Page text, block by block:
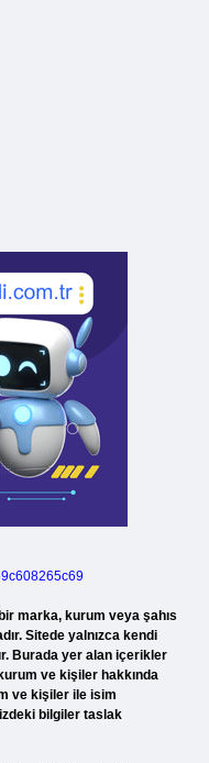
marka, kurum veya şahıs
Sitede yalnızca kendi
Burada yer alan içerikler
ve kişiler hakkında
ve kişiler ile isim
bilgiler taslak